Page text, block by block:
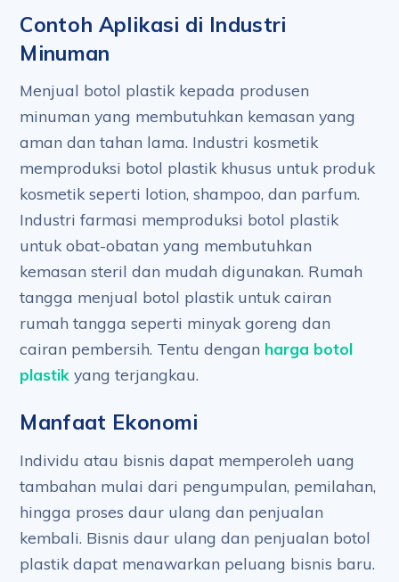
Contoh Aplikasi di Industri
Minuman
Menjual botol plastik kepada produsen
minuman yang membutuhkan kemasan yang
aman dan tahan lama. Industri kosmetik
memproduksi botol plastik khusus untuk produk
kosmetik seperti lotion, shampoo, dan parfum.
Industri farmasi memproduksi botol plastik
untuk obat-obatan yang membutuhkan
kemasan steril dan mudah digunakan. Rumah
tangga menjual botol plastik untuk cairan
rumah tangga seperti minyak goreng dan
cairan pembersih. Tentu dengan harga botol
plastik yang terjangkau.
Manfaat Ekonomi
Individu atau bisnis dapat memperoleh uang
tambahan mulai dari pengumpulan, pemilahan,
hingga proses daur ulang dan penjualan
kembali. Bisnis daur ulang dan penjualan botol
plastik dapat menawarkan peluang bisnis baru.